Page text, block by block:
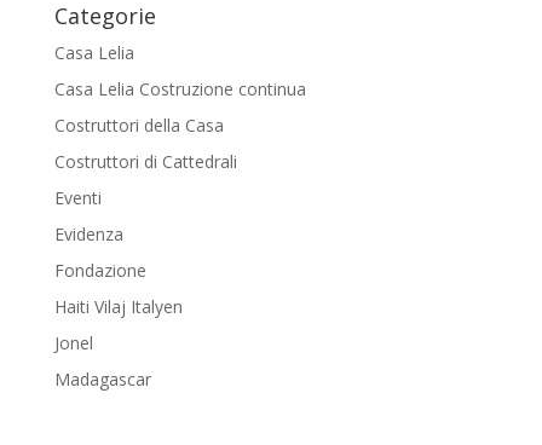
Categorie
Casa Lelia
Casa Lelia Costruzione continua
Costruttori della Casa
Costruttori di Cattedrali
Eventi
Evidenza
Fondazione
Haiti Vilaj Italyen
Jonel
Madagascar